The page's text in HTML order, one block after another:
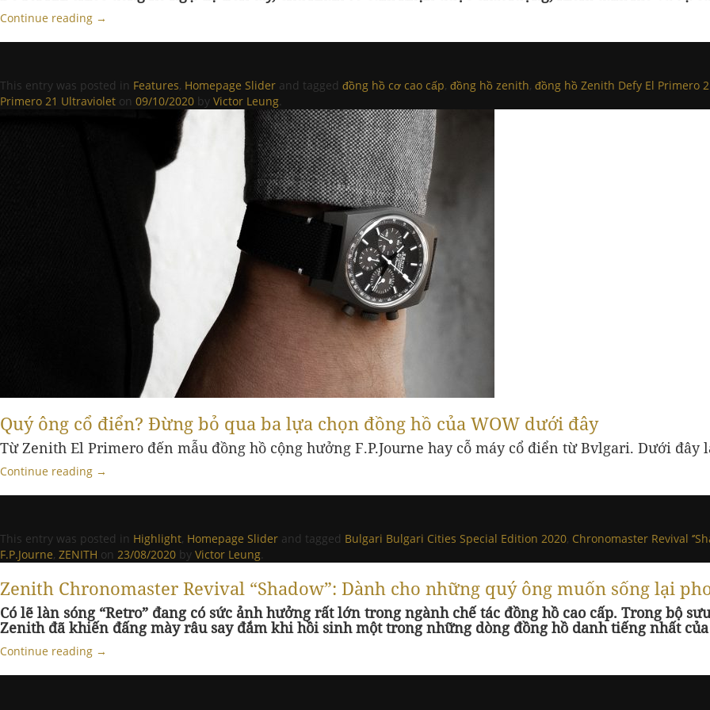
Continue reading →
This entry was posted in Features, Homepage Slider and tagged đồng hồ cơ cao cấp, đồng hồ zenith, đồng hồ Zenith Defy El Primero
Primero 21 Ultraviolet on 09/10/2020 by Victor Leung.
Quý ông cổ điển? Đừng bỏ qua ba lựa chọn đồng hồ của WOW dưới đây
Từ Zenith El Primero đến mẫu đồng hồ cộng hưởng F.P.Journe hay cỗ máy cổ điển từ Bvlgari. Dưới
Continue reading →
This entry was posted in Highlight, Homepage Slider and tagged Bulgari Bulgari Cities Special Edition 2020, Chronomaster Revival
F.P.Journe, ZENITH on 23/08/2020 by Victor Leung.
Zenith Chronomaster Revival “Shadow”: Dành cho những quý ông muốn sống lại
Có lẽ làn sóng “Retro” đang có sức ảnh hưởng rất lớn trong ngành chế tác đồng hồ cao cấp. Trong bộ
Zenith đã khiến đấng mày râu say đắm khi hồi sinh một trong những dòng đồng hồ danh tiếng nhất
Continue reading →